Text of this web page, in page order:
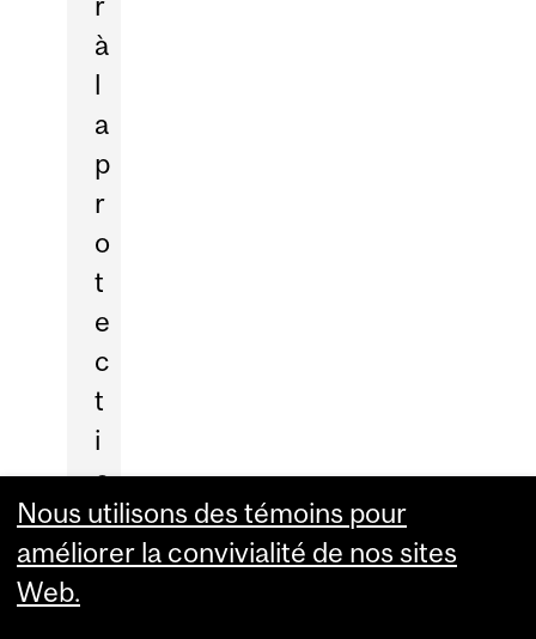
à
l
a
p
r
o
t
e
c
t
i
o
n
d
Nous utilisons des témoins pour
améliorer la convivialité de nos sites
Web.